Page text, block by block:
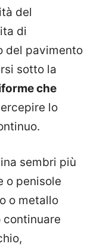
del
di
del pavimento
sotto la
che
lo
sembri più
o penisole
o metallo
continuare